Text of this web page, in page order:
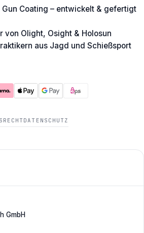
Gun Coating – entwickelt & gefertigt
von Olight, Osight & Holosun
aus Jagd und Schießsport
DATENSCHUTZ
GmbH